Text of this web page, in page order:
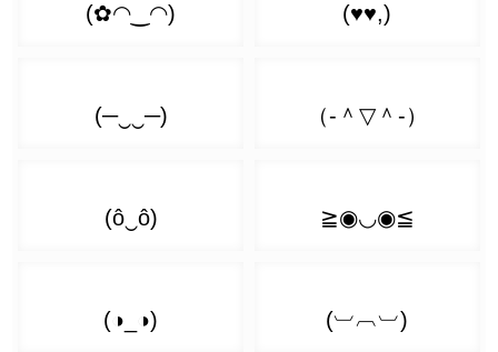
ʕ( ͡❛ ͜ʖ ͡❛)ʔ
⊂ ͡❛ ͜ʖ ͡❛つ
ლ( ͡❛ ͜ʖ ͡❛)ლ
( ͡◐ ͜ʖ ͡◐)
( ͡◕ ͜ʖ ͡◕)
( ͡^ ͜ʖ ͡^)
( ͡❛ ᵜ ͡❛)
( ͡❛ ω ͡❛)